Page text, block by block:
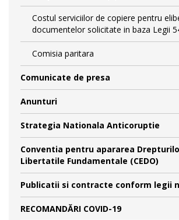
Costul serviciilor de copiere pentru
documentelor solicitate in baza Legii
Comisia paritara
Comunicate de presa
Anunturi
Strategia Nationala Anticoruptie
Conventia pentru apararea
Libertatile Fundamentale (CEDO)
Publicatii si contracte conform legii
RECOMANDĂRI COVID-19